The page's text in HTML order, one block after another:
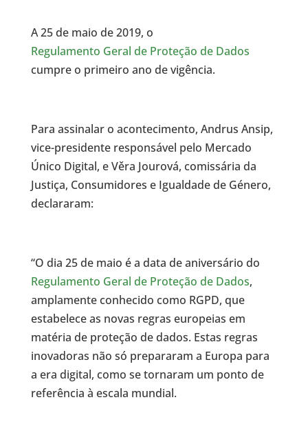
A 25 de maio de 2019, o
Regulamento Geral de Proteção de Dados
cumpre o primeiro ano de vigência.
Para assinalar o acontecimento, Andrus Ansip,
vice-presidente responsável pelo Mercado
Único Digital, e Věra Jourová, comissária da
Justiça, Consumidores e Igualdade de Género,
declararam:
“O dia 25 de maio é a data de aniversário do
Regulamento Geral de Proteção de Dados,
amplamente conhecido como RGPD, que
estabelece as novas regras europeias em
matéria de proteção de dados. Estas regras
inovadoras não só prepararam a Europa para
a era digital, como se tornaram um ponto de
referência à escala mundial.